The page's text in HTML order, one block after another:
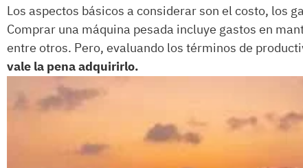
Los aspectos básicos a considerar son el costo, los
Comprar una máquina pesada incluye gastos en
entre otros. Pero, evaluando los términos de
vale la pena adquirirlo.